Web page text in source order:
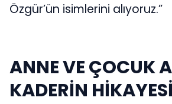
Özgür’ün isimlerini alıyoruz.”
ANNE VE ÇOCUK
KADERİN HİKAYESİ